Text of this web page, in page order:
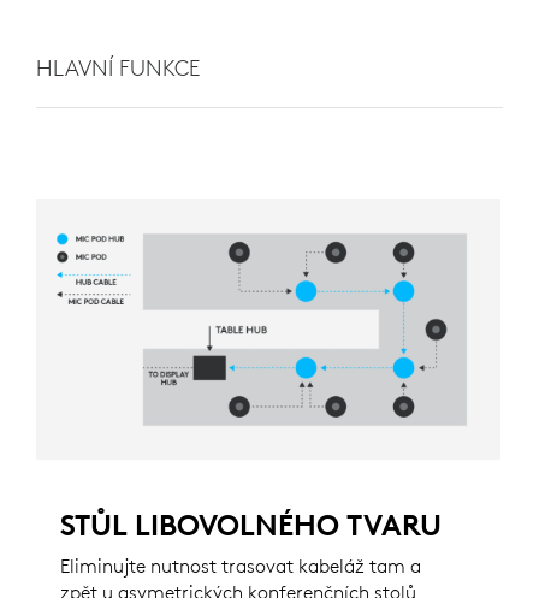
HLAVNÍ FUNKCE
STŮL LIBOVOLNÉHO TVARU
Eliminujte nutnost trasovat kabeláž tam a
zpět u asymetrických konferenčních stolů